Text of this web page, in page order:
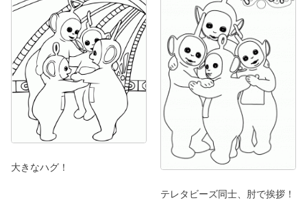
大きなハグ！
テレタビーズ同士、肘で挨拶！